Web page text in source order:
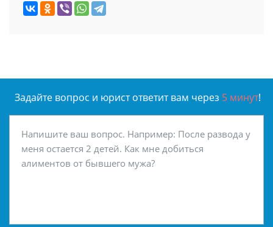
Задайте вопрос и юрист ответит вам через 5 минут!